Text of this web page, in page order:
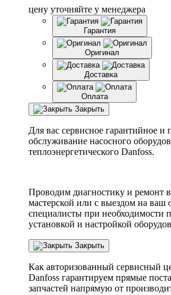
цену уточняйте у менеджера
Гарантия
Оригинал
Доставка
Оплата
Закрыть
Для вас сервисное гарантийное и
обслуживание насосного
теплоэнергетического Danfoss.
Проводим диагностику и ремонт
мастерской или с выездом на ваш
специалисты при необходимости
установкой и настройкой
Закрыть
Как авторизованный сервисный
Danfoss гарантируем прямые
запчастей напрямую от